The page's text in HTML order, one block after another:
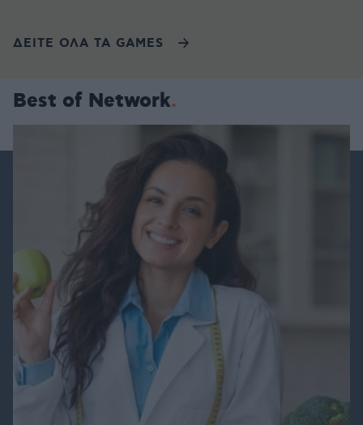
ΔΕΙΤΕ ΟΛΑ ΤΑ GAMES
Best of Network